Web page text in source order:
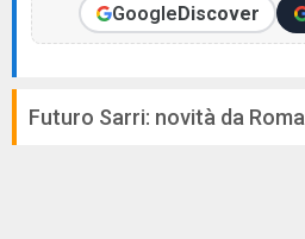
GoogleDiscover
Futuro Sarri: novità da Roma